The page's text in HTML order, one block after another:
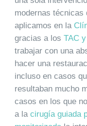
modernas técnicas
aplicamos en la
gracias a los TAC
trabajar con una
hacer una
incluso en casos
resultaban mucho
casos en los que
a la cirugía guiada